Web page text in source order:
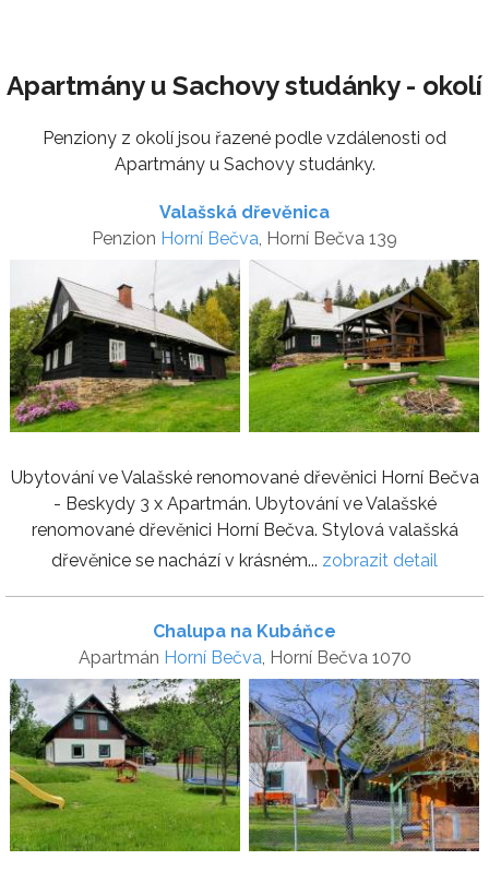
Apartmány u Sachovy studánky - okolí
Penziony z okolí jsou řazené podle vzdálenosti od
Apartmány u Sachovy studánky.
Valašská dřevěnica
Penzion Horní Bečva , Horní Bečva 139
Ubytování ve Valašské renomované dřevěnici Horní Bečva
- Beskydy 3 x Apartmán. Ubytování ve Valašské
renomované dřevěnici Horní Bečva. Stylová valašská
dřevěnice se nachází v krásném... zobrazit detail
Chalupa na Kubáňce
Apartmán Horní Bečva , Horní Bečva 1070